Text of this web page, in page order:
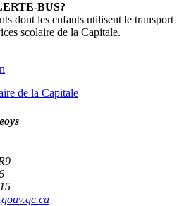
BUS?
dont les enfants utilisent le transport
scolaire de la Capitale.